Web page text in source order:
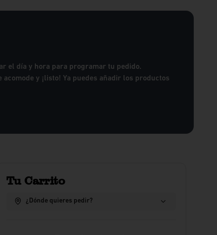
el día y hora para programar tu pedido.
acomode y ¡listo! Ya puedes añadir los productos
Tu Carrito
¿Dónde quieres pedir?